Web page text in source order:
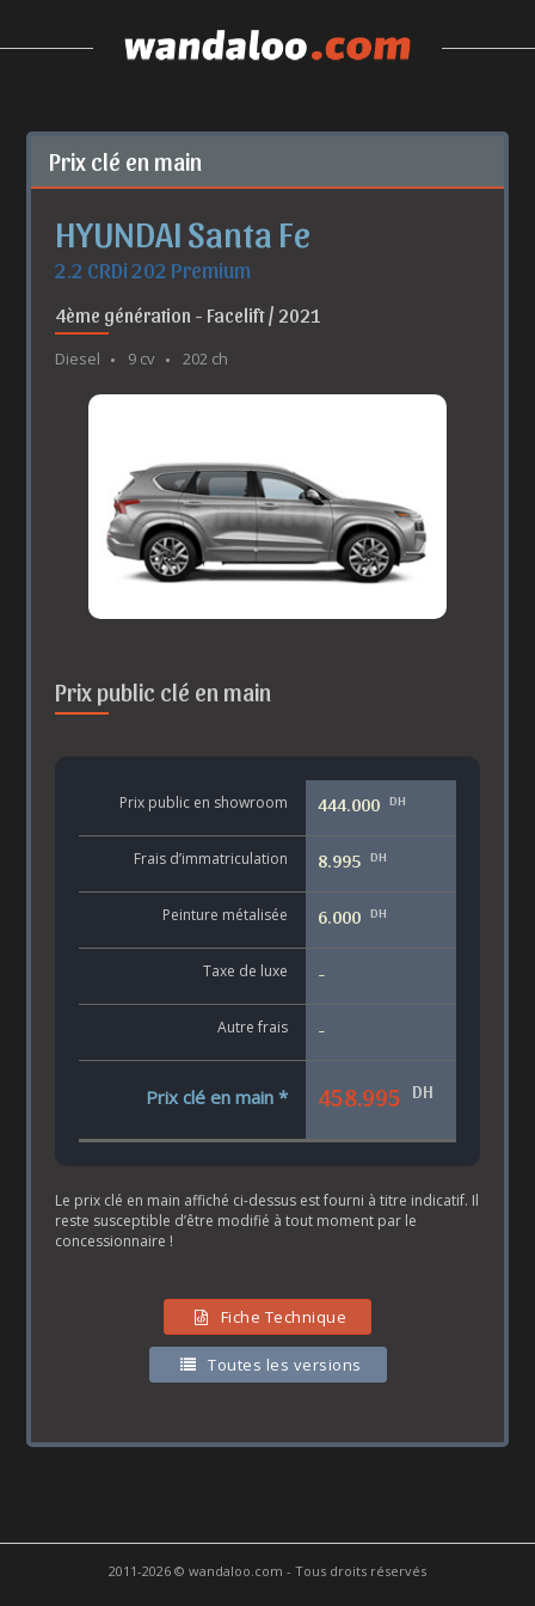
Prix clé en main
HYUNDAI Santa Fe
2.2 CRDi 202 Premium
4ème génération - Facelift / 2021
Diesel 9 cv 202 ch
Prix public clé en main
Prix public en showroom 444.000 DH
Frais d’immatriculation 8.995 DH
Peinture métalisée 6.000 DH
Taxe de luxe -
Autre frais -
Prix clé en main * 458.995 DH
Le prix clé en main affiché ci-dessus est fourni à titre indicatif. Il
reste susceptible d’être modifié à tout moment par le
concessionnaire !
Fiche Technique
Toutes les versions
2011-2026 © wandaloo.com - Tous droits réservés